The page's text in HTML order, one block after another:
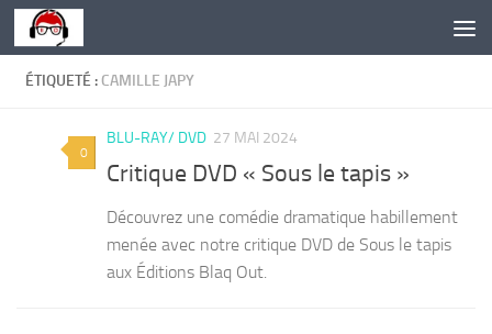
Skip to content
ÉTIQUETÉ : CAMILLE JAPY
0
BLU-RAY/ DVD 27 MAI 2024
Critique DVD « Sous le tapis »
Découvrez une comédie dramatique habillement
menée avec notre critique DVD de Sous le tapis
aux Éditions Blaq Out.